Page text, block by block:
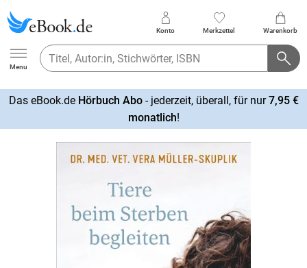
Ebook.de
Menu
Konto Merkzettel Warenkorb
Das eBook.de Hörbuch Abo- jederzeit, überall, für nur7,95 €
monatlich!